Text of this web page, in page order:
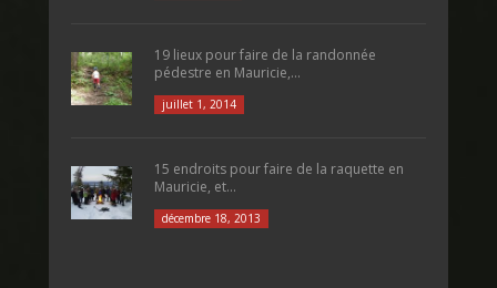
19 lieux pour faire de la randonnée
pédestre en Mauricie,...
juillet 1, 2014
15 endroits pour faire de la raquette en
Mauricie, et...
décembre 18, 2013